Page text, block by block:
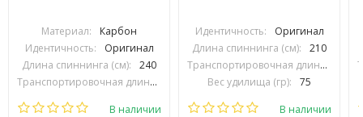
Материал:
Карбон
Идентичность:
Оригинал
Длина спиннинга (см):
240
Транспортировочная длина (см):
Вес удилища (гр):
В наличии
Идентичность:
Оригинал
Длина спиннинга (см):
210
Транспортировочная длина (см):
Вес удилища (гр):
75
Тест (гр):
В наличии